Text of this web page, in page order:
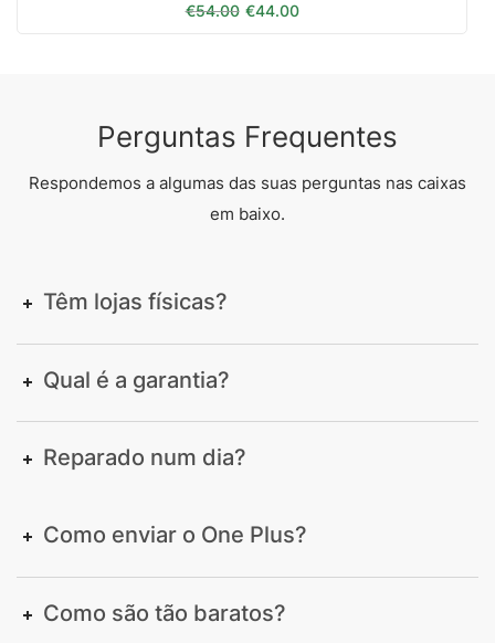
€54.00 O preço original era: €54.00.
€44.00O preço atual é:
Perguntas Frequentes
Respondemos a algumas das suas perguntas nas caixas
em baixo.
Têm lojas físicas?
Qual é a garantia?
Reparado num dia?
Como enviar o One Plus?
Como são tão baratos?